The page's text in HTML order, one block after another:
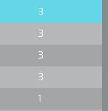
3
3
3
3
1